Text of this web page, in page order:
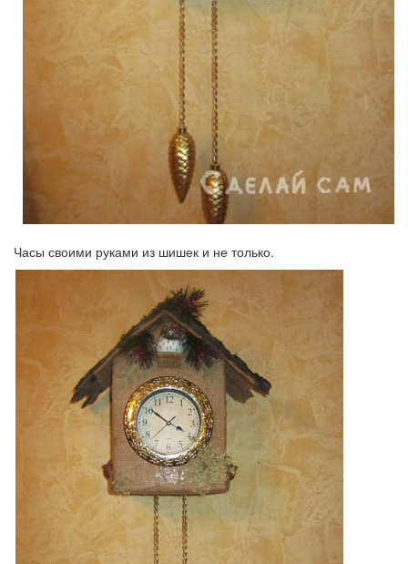
Часы своими руками из шишек и не только.